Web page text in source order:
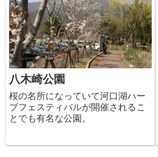
八木崎公園
桜の名所になっていて河口湖ハー
ブフェスティバルが開催されるこ
とでも有名な公園。